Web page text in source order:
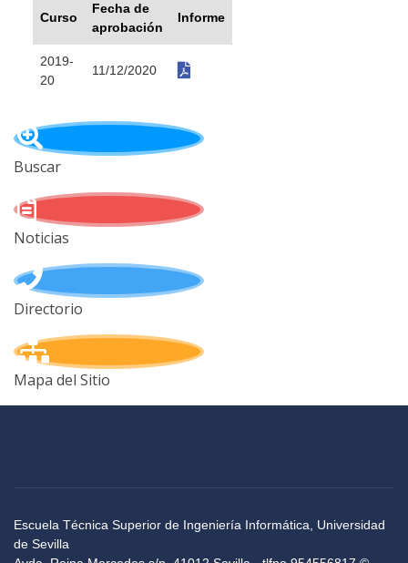
Curso
Fecha de
aprobación
Informe
2019-
20
11/12/2020
Buscar
Noticias
Directorio
Mapa del Sitio
Escuela Técnica Superior de Ingeniería Informática, Universidad
de Sevilla